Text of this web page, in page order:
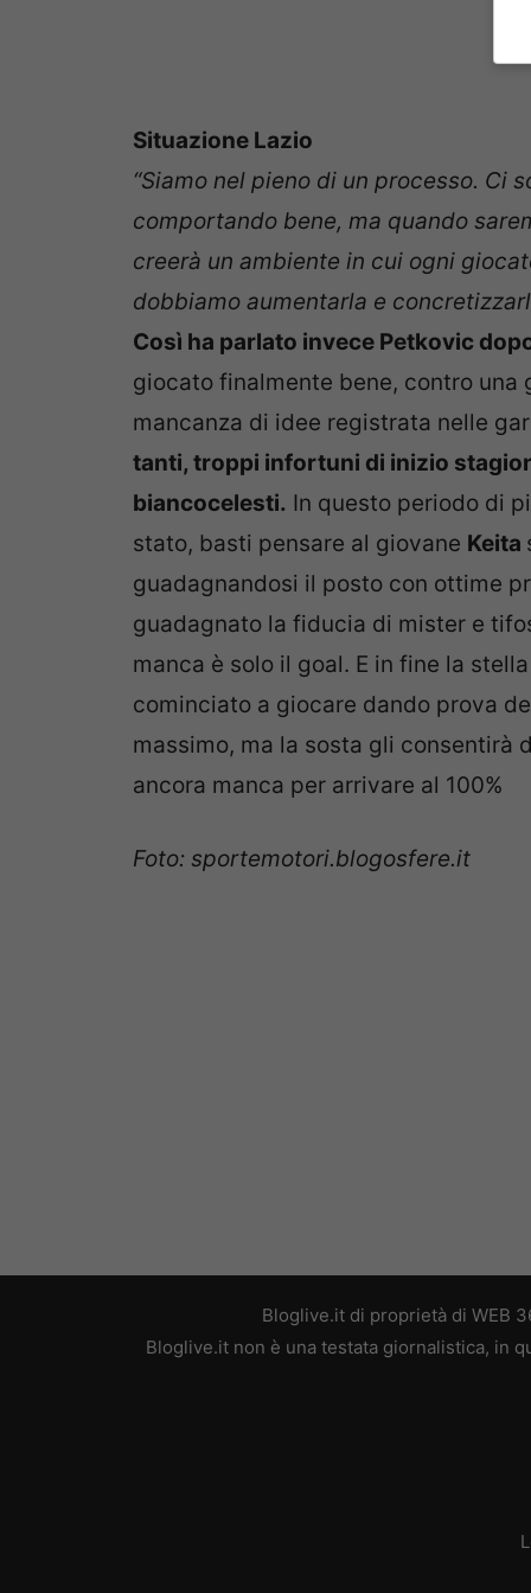
Situazione Lazio
“Siamo nel pieno di un processo. Ci
comportando bene, ma quando
creerà un ambiente in cui ogni
dobbiamo aumentarla e
Così ha parlato invece Petkovic
giocato finalmente bene, contro una
mancanza di idee registrata nelle
tanti, troppi infortuni di inizio
biancocelesti. In questo periodo di
stato, basti pensare al giovane Keita
guadagnandosi il posto con ottime
guadagnato la fiducia di mister e
manca è solo il goal. E in fine la
cominciato a giocare dando prova
massimo, ma la sosta gli consentirà
ancora manca per arrivare al 100%
Foto: sportemotori.blogosfere.it
Bloglive.it di proprietà di WEB
Bloglive.it non è una testata giornalistica, in